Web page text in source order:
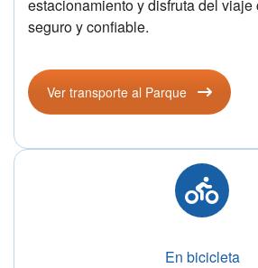
estacionamiento y disfruta del
seguro y confiable.
Ver transporte al Parque
En bicicleta